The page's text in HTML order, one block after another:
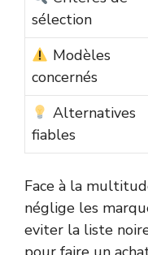
sélection
Modèles
concernés
Alternatives
fiables
Face à la
néglige les
eviter la liste